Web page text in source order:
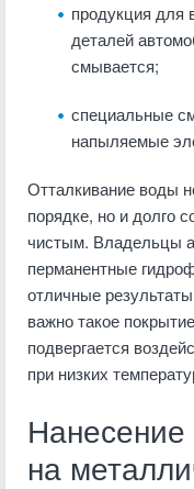
продукция для
деталей
смывается;
специальные
напыляемые
Отталкивание воды
порядке, но и долго
чистым. Владельцы
перманентные
отличные
важно такое
подвергается
при низких
на